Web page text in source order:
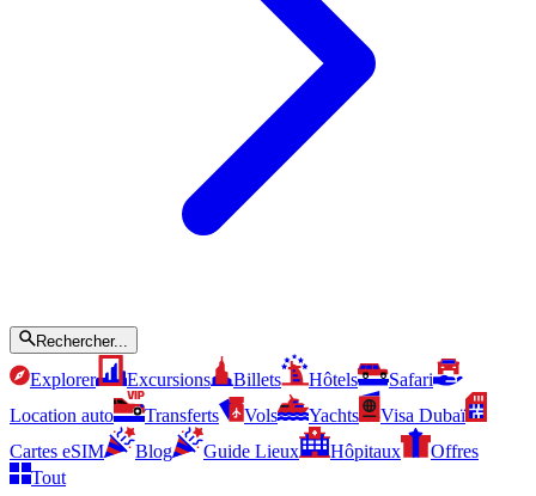
Rechercher...
Explorer Excursions Billets Hôtels
Safari
Location auto
Transferts Vols Yachts
Visa Dubaï
Cartes eSIM
Blog Guide Lieux Hôpitaux
Offres
Tout